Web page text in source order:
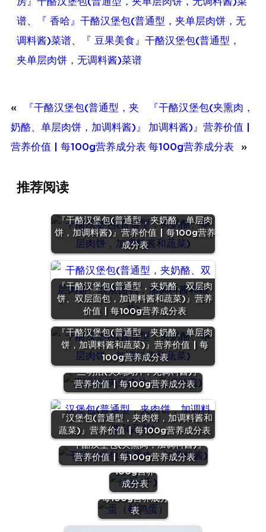
谱、
『 香哈』干酪汉堡包(普通型，夹单层肉饼，无
调料酱)菜谱、
『 豆果美食』干酪汉堡包(普通型，
夹单层肉饼，无调料酱)菜谱
«
『干酪汉堡包(普通型，夹
奶酪、单层肉饼，加调料酱)』
营养价值 | 每100g营养成分表
『干酪汉堡包(夹熏肉，
加调料酱)』营养价值 |
每100g营养成分表
»
推荐阅读
『干酪汉堡包(普通型，夹奶酪、单层肉
饼，加调料酱)』营养价值 | 每100g营养
成分表
『干酪汉堡包(普通型，夹奶酪、双层肉
饼、双层面包，加调料酱和蔬菜)』营养
价值 | 每100g营养成分表
『干酪汉堡包(普通型，夹奶酪、单层肉
饼，加调料酱和蔬菜)』营养价值 | 每
100g营养成分表
『三明治(夹鸡肉片，无调料酱)』
营养价值 | 每100g营养成分表
『汉堡包(普通型，夹肉饼，加调料酱和
蔬菜)』营养价值 | 每100g营养成分表
『干酪汉堡包(夹熏肉，加调料酱)』
营养价值 | 每100g营养成分表
『绿豆
(干)』营养
价值 | 每
100g营养
成分表
『蛋（鹌鹑
蛋）』营养价值 |
每100g营养成分
表